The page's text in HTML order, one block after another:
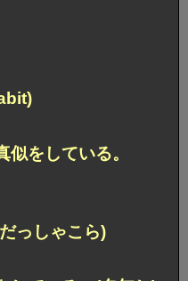
似をしている。
っしゃこら)